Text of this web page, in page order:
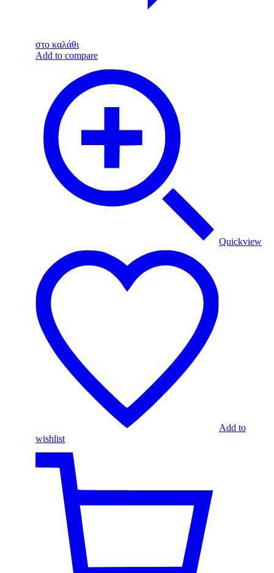
στο καλάθι
Add to compare
Quickview
Add to
wishlist